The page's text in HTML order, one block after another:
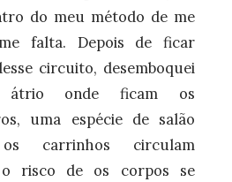
do meu método de me
falta. Depois de ficar
circuito, desemboquei
átrio onde ficam os
uma espécie de salão
carrinhos circulam
o risco de os corpos se